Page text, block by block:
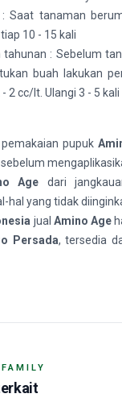
Saat tanaman
10 - 15 kali
tahunan : Sebelum
buah lakukan
2 cc/lt. Ulangi 3 - 5 kali
pupuk
Age dari
hal yang tidak
jual Amino Age
Persada, tersedia